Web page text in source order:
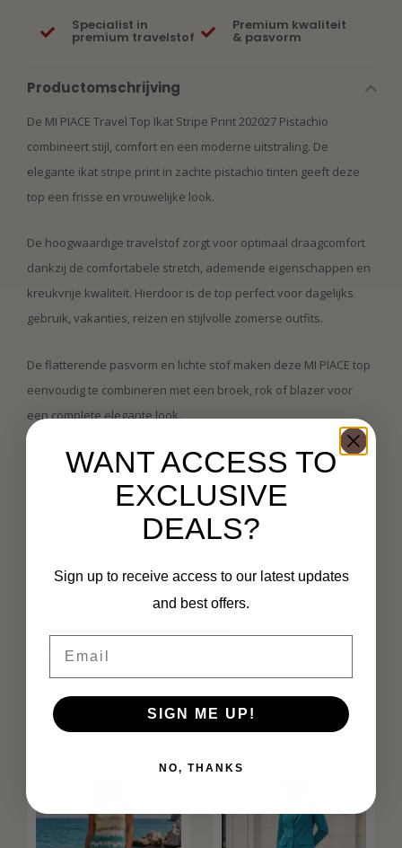
Specialist in
premium travelstof
Premium kwaliteit
& pasvorm
Productomschrijving
De MI PIACE Travel Top Ikat Stripe Print 202027 Pistachio
combineert stijl, comfort en een moderne uitstraling. De
elegante ikat stripe print in zachte pistachio tinten geeft deze
top een frisse en vrouwelijke look.
De hoogwaardige travelstof zorgt voor optimaal draagcomfort
dankzij de comfortabele stretch, ademende eigenschappen en
kreukvrije kwaliteit. Hierdoor is de top perfect voor dagelijks
gebruik, vakanties, reizen en stijlvolle zomerse outfits.
De flatterende pasvorm en lichte stof maken deze MI PIACE top
eenvoudig te combineren met een broek, rok of blazer voor
een complete elegante look.
Kenmerken:
Merk: MI PIACE
Model: Travel Top Ikat Stripe Print 202027
Kleur: Pistachio
Trendy ikat stripe print
Comfortabele stretchkwaliteit
Kreukvrij en ademend
Elegante vrouwelijke pasvorm
Perfect voor zomer, vakantie en dagelijks gebruik
Materiaal: 84% Polyamide, 16% Elastaan
Specificaties
WANT ACCESS TO
EXCLUSIVE
DEALS?
Sign up to receive access to our latest updates
and best offers.
SIGN ME UP!
NO, THANKS